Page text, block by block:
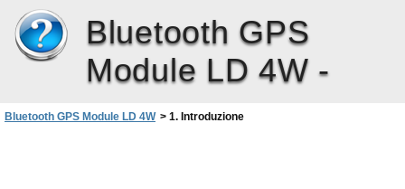
Bluetooth GPS
Module LD 4W -
Bluetooth GPS Module LD 4W > 1. Introduzione